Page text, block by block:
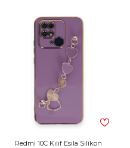
Redmi 10C Kılıf Esila Silikon